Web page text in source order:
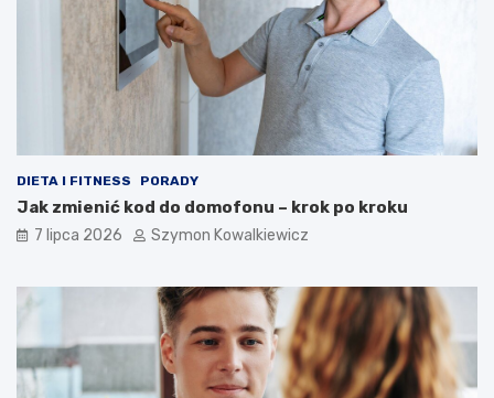
DIETA I FITNESS PORADY
Jak zmienić kod do domofonu – krok po kroku
7 lipca 2026 Szymon Kowalkiewicz